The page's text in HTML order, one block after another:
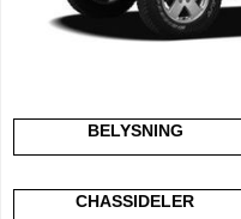
BELYSNING
CHASSIDELER